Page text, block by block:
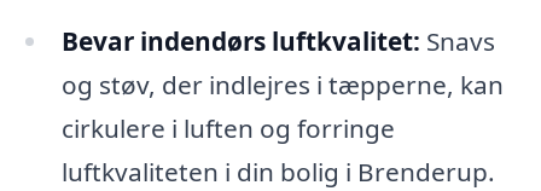
Bevar indendørs luftkvalitet: Snavs
og støv, der indlejres i tæpperne, kan
cirkulere i luften og forringe
luftkvaliteten i din bolig i Brenderup.